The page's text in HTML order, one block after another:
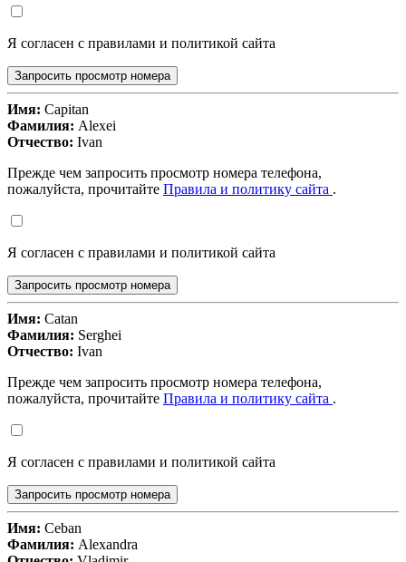
Я согласен с правилами и политикой сайта
Запросить просмотр номера
Имя: Capitan
Фамилия: Alexei
Отчество: Ivan
Прежде чем запросить просмотр номера телефона,
пожалуйста, прочитайте Правила и политику сайта .
Я согласен с правилами и политикой сайта
Запросить просмотр номера
Имя: Catan
Фамилия: Serghei
Отчество: Ivan
Прежде чем запросить просмотр номера телефона,
пожалуйста, прочитайте Правила и политику сайта .
Я согласен с правилами и политикой сайта
Запросить просмотр номера
Имя: Ceban
Фамилия: Alexandra